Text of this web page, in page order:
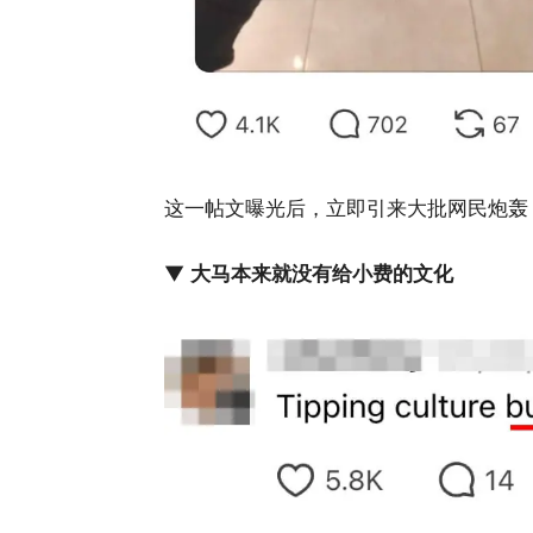
这一帖文曝光后，立即引来大批网民炮轰
▼ 大马本来就没有给小费的文化